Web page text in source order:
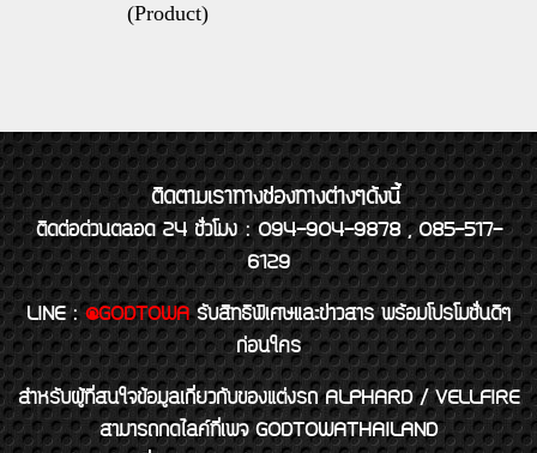
(Product)
ติดตามเราทางช่องทางต่างๆดังนี้
ติดต่อด่วนตลอด 24 ชั่วโมง : 094-904-9878 , 085-517-
6129
LINE : @GODTOWA รับสิทธิพิเศษและข่าวสาร พร้อมโปรโมชั่นดีๆ
ก่อนใคร
สำหรับผู้ที่สนใจข้อมูลเกี่ยวกับของแต่งรถ ALPHARD / VELLFIRE
สามารถกดไลค์ที่เพจ GODTOWATHAILAND